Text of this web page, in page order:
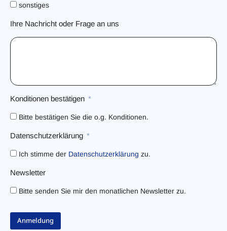
sonstiges
Ihre Nachricht oder Frage an uns
Konditionen bestätigen
Bitte bestätigen Sie die o.g. Konditionen.
Datenschutzerklärung
Ich stimme der Datenschutzerklärung zu.
Newsletter
Bitte senden Sie mir den monatlichen Newsletter zu.
Anmeldung